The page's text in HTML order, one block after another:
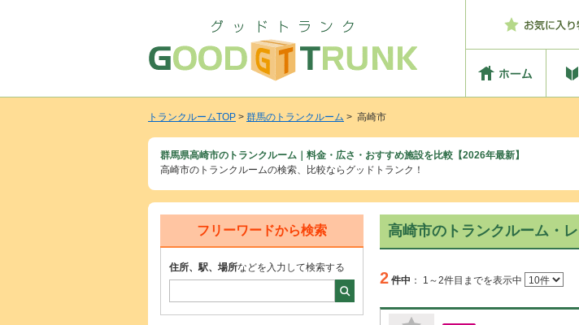
トランクルームTOP > 群馬のトランクルーム > 高崎市
群馬県高崎市のトランクルーム｜料金・広さ・おすすめ施設を比較【2026年最新】
高崎市のトランクルームの検索、比較ならグッドトランク！
高崎市のトランクルーム・
2 件中 ： 1～2件目までを表示中
フリーワードから検索
住所、駅、場所などを入力して検索する